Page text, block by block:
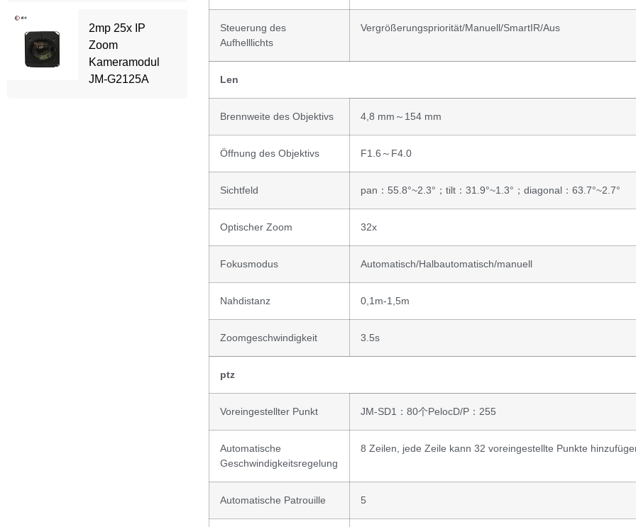
2mp 25x IP
Zoom
Kameramodul
JM-G2125A
Steuerung des
Aufhelllichts
Vergrößerungspriorität/Manuell/SmartIR/Aus
Len
Brennweite des Objektivs 4,8 mm～154 mm
Öffnung des Objektivs F1.6～F4.0
Sichtfeld pan：55.8°~2.3°；tilt：31.9°~1.3°；diagonal：63.7°~2.7°
Optischer Zoom 32x
Fokusmodus Automatisch/Halbautomatisch/manuell
Nahdistanz 0,1m-1,5m
Zoomgeschwindigkeit 3.5s
ptz
Voreingestellter Punkt JM-SD1：80个PelocD/P：255
Automatische
Geschwindigkeitsregelung
8 Zeilen, jede Zeile kann 32 voreingestellte Punkte
Automatische Patrouille 5